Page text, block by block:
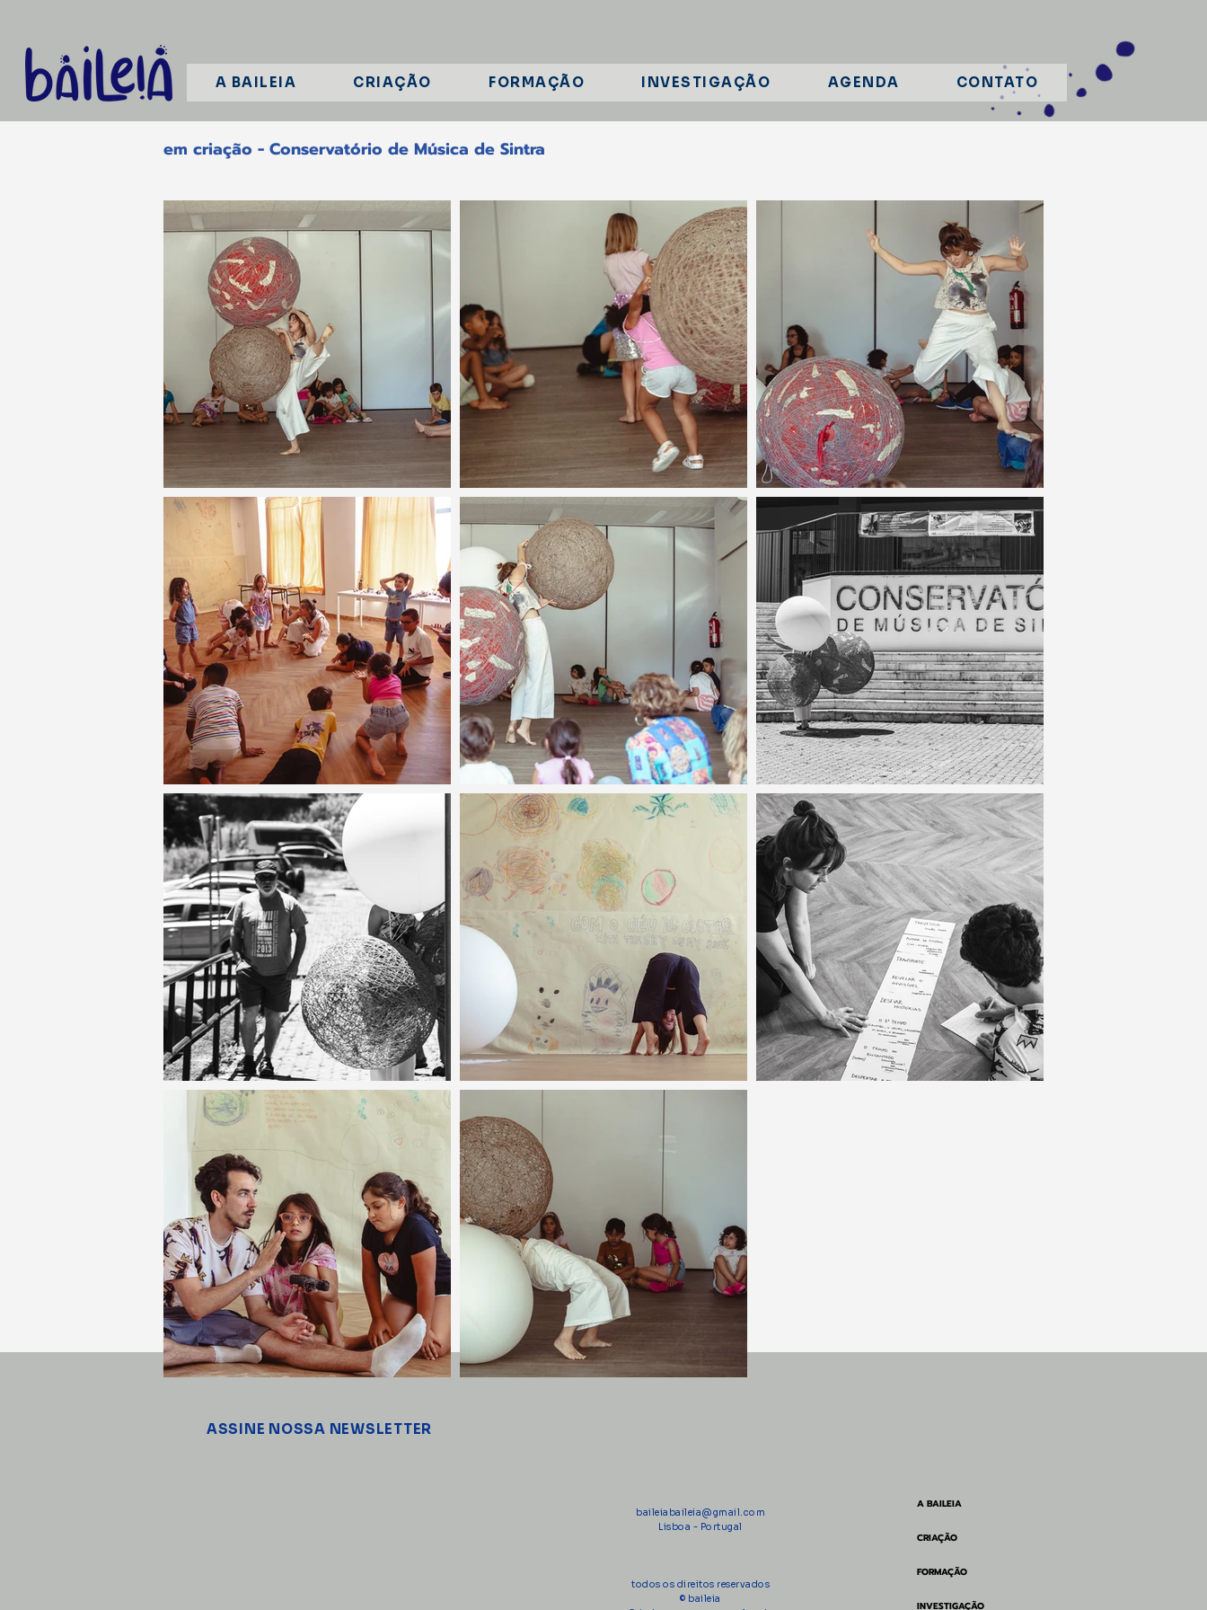
A BAILEIA CRIAÇÃO FORMAÇÃO INVESTIGAÇÃO AGENDA CONTATO
em criação - Conservatório de Música de Sintra
ASSINE NOSSA NEWSLETTER
baileiabaileia@gmail.com
Lisboa - Portugal
todos os direitos reservados
© baileia
A BAILEIA
CRIAÇÃO
FORMAÇÃO
INVESTIGAÇÃO